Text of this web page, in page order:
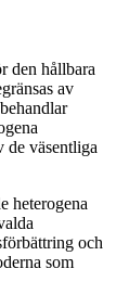
den hållbara
av
de väsentliga
heterogena
och
som